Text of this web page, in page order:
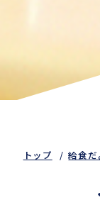
トップ 給食だ